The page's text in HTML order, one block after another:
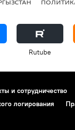
Rutube
и сотрудничество
логирования